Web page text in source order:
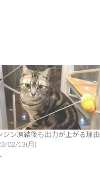
ジン凍結後も出力が上がる理由
02/13(月)